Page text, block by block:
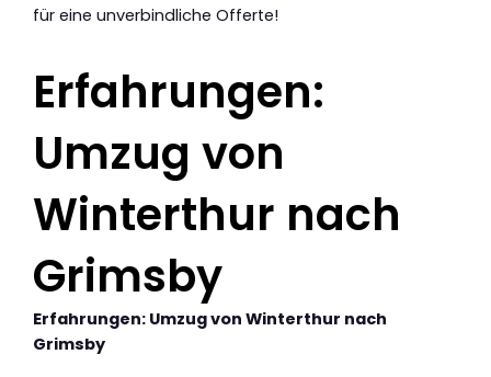
für eine unverbindliche Offerte!
Erfahrungen:
Umzug von
Winterthur nach
Grimsby
Erfahrungen: Umzug von Winterthur nach
Grimsby